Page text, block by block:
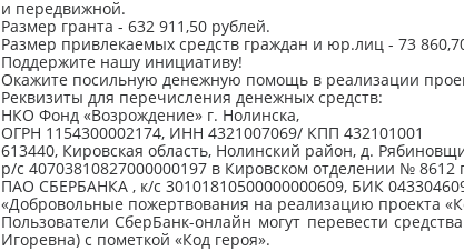
и передвижной.
Размер гранта - 632 911,50 рублей.
Размер привлекаемых средств граждан и юр.лиц - 73
Поддержите нашу инициативу!
Окажите посильную денежную помощь в реализации
Реквизиты для перечисления денежных средств:
НКО Фонд «Возрождение» г. Нолинска,
ОГРН 1154300002174, ИНН 4321007069/ КПП 432101001
613440, Кировская область, Нолинский район, д.
р/с 40703810827000000197 в Кировском отделении № 8612
ПАО СБЕРБАНКА , к/с 30101810500000000609, БИК
«Добровольные пожертвования на реализацию проекта
Пользователи СберБанк-онлайн могут перевести
Игоревна) с пометкой «Код героя».